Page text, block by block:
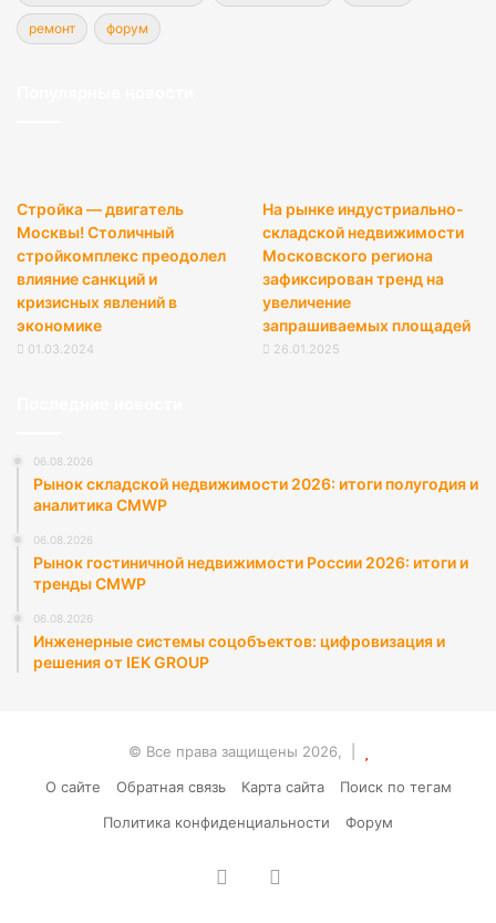
ремонт форум
Стройка — двигатель
Москвы! Столичный
стройкомплекс преодолел
влияние санкций и
кризисных явлений в
экономике
01.03.2024
На рынке индустриально-
складской недвижимости
Московского региона
зафиксирован тренд на
увеличение
запрашиваемых площадей
26.01.2025
06.08.2026
Рынок складской недвижимости 2026: итоги полугодия и
аналитика CMWP
06.08.2026
Рынок гостиничной недвижимости России 2026: итоги и
тренды CMWP
06.08.2026
Инженерные системы соцобъектов: цифровизация и
решения от IEK GROUP
© Все права защищены 2026, |
О сайте
Обратная связь Карта сайта
Поиск по тегам
Политика конфиденциальности
Форум
vk.com